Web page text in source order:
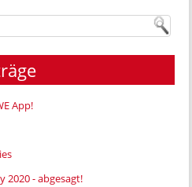
App!
2020 - abgesagt!